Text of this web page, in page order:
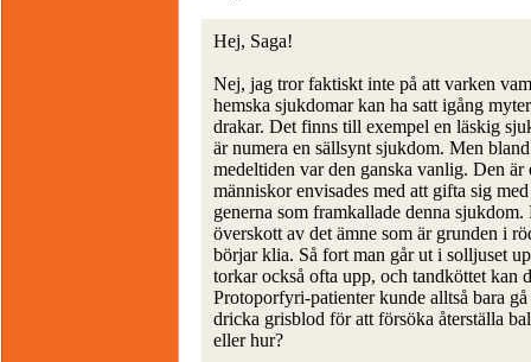
Hej, Saga!
Nej, jag tror faktiskt inte på att varken
hemska sjukdomar kan ha satt igång
drakar. Det finns till exempel en läskig
är numera en sällsynt sjukdom. Men
medeltiden var den ganska vanlig. Den är
människor envisades med att gifta sig
generna som framkallade denna
överskott av det ämne som är grunden i
börjar klia. Så fort man går ut i solljuset
torkar också ofta upp, och tandköttet kan
Protoporfyri-patienter kunde alltså bara
dricka grisblod för att försöka återställa
eller hur?